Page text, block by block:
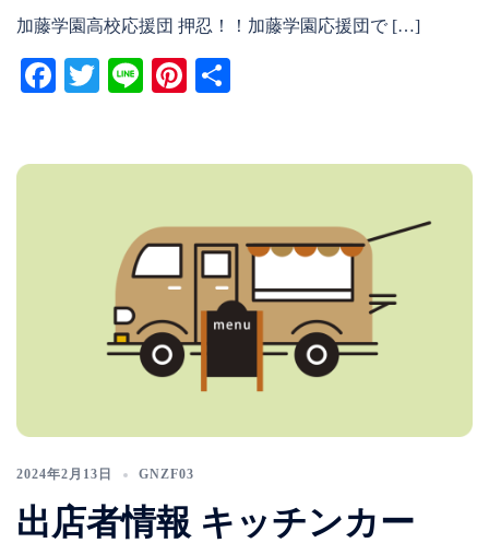
加藤学園高校応援団 押忍！！加藤学園応援団で […]
Facebook
TwitterLinePinterest
2024年2月13日 GNZF03
出店者情報 キッチンカー